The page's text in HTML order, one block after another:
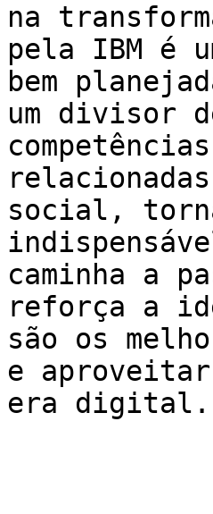
na
pela IBM é
bem
um divisor
social,
caminha a
reforça a
são os
e aproveitar
era digital.